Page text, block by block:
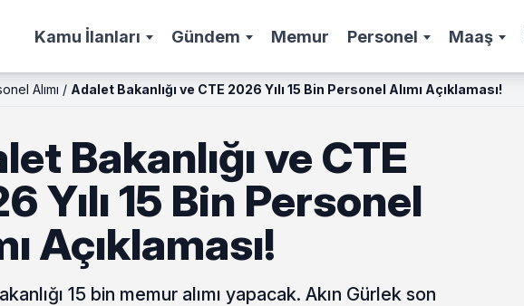
Kamu İlanları Gündem Memur Personel Maaş
Alımı / Adalet Bakanlığı ve CTE 2026 Yılı 15 Bin Personel Alımı Açıklaması!
Bakanlığı ve CTE
Yılı 15 Bin Personel
Açıklaması!
15 bin memur alımı yapacak. Akın Gürlek son